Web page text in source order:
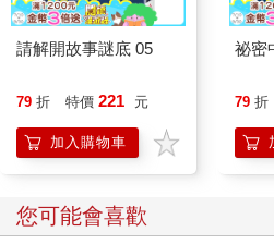
請解開故事謎底 05
79 折 特價 221 元
加入購物車
祕密
79 折
您可能會喜歡